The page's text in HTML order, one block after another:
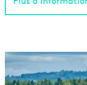
L
e
C